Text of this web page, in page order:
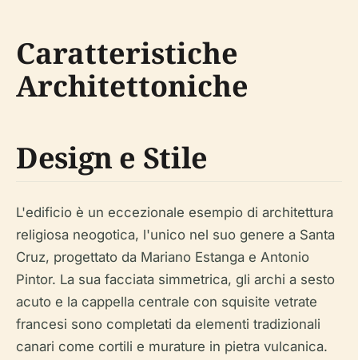
Caratteristiche
Architettoniche
Design e Stile
L'edificio è un eccezionale esempio di architettura
religiosa neogotica, l'unico nel suo genere a Santa
Cruz, progettato da Mariano Estanga e Antonio
Pintor. La sua facciata simmetrica, gli archi a sesto
acuto e la cappella centrale con squisite vetrate
francesi sono completati da elementi tradizionali
canari come cortili e murature in pietra vulcanica.